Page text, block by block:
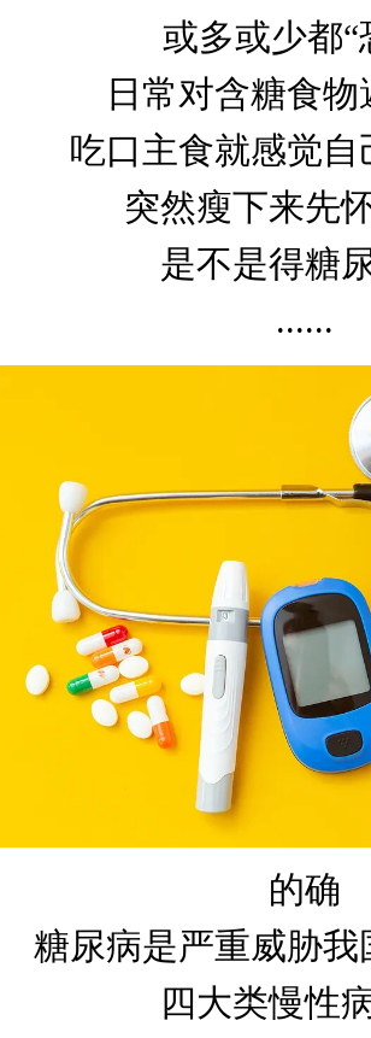
或多或少都“
日常对含糖食
吃口主食就感觉自
突然瘦下来先
是不是得糖
......
的确
糖尿病是严重威胁
四大类慢性